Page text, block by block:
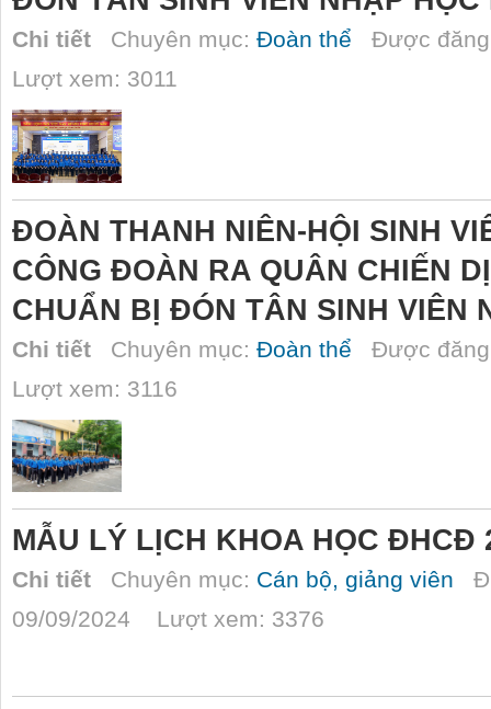
Chi tiết Chuyên mục: Đoàn thể Được
Lượt xem: 3011
ĐOÀN THANH NIÊN-HỘI SINH
CÔNG ĐOÀN RA QUÂN CHIẾN
CHUẨN BỊ ĐÓN TÂN SINH VIÊN
Chi tiết Chuyên mục: Đoàn thể Được
Lượt xem: 3116
MẪU LÝ LỊCH KHOA HỌC ĐHCĐ
Chi tiết Chuyên mục: Cán bộ, giảng viên
09/09/2024 Lượt xem: 3376